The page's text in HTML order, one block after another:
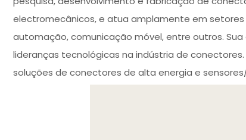
electromecânicos, e atua amplamente em
automação, comunicação móvel, entre outros.
lideranças tecnológicas na indústria de conectores.
soluções de conectores de alta energia e